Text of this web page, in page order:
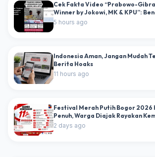
Cek Fakta Video “Prabowo-
Winner by Jokowi, MK & KPU”:
dan Dokumen Resminya
5 hours ago
Indonesia Aman, Jangan Mudah
Berita Hoaks
11 hours ago
Festival Merah Putih Bogor 2026
Penuh, Warga Diajak Rayakan
dengan Puluhan Agenda
2 days ago